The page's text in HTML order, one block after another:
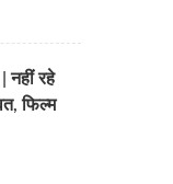
नहीं रहे
फिल्म